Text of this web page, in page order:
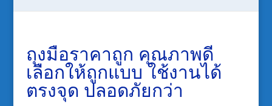
ถุงมือราคาถูก คุณภาพดี
เลือกให้ถูกแบบ ใช้งานได้
ตรงจุด ปลอดภัยกว่า